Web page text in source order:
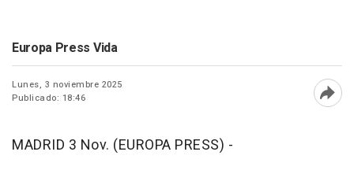
Europa Press Vida
Lunes, 3 noviembre 2025
Publicado: 18:46
MADRID 3 Nov. (EUROPA PRESS) -